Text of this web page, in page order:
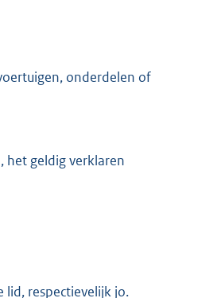
onderdelen of
het geldig verklaren
lid, respectievelijk jo.